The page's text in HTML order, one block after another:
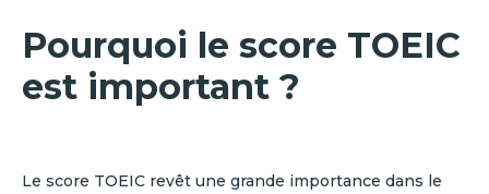
Pourquoi le score TOEIC
est important ?
Le score TOEIC revêt une grande importance dans le